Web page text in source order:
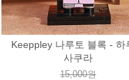
Keeppley 나루토 블록 - 하
사쿠라
15,000원